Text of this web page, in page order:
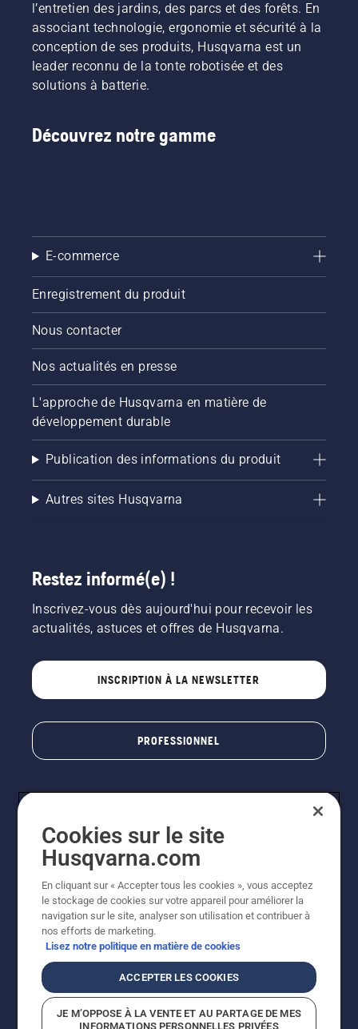
l’entretien des jardins, des parcs et des forêts. En
associant technologie, ergonomie et sécurité à la
conception de ses produits, Husqvarna est un
leader reconnu de la tonte robotisée et des
solutions à batterie.
Découvrez notre gamme
E-commerce
Enregistrement du produit
Nous contacter
Nos actualités en presse
L'approche de Husqvarna en matière de
développement durable
Publication des informations du produit
Autres sites Husqvarna
Restez informé(e) !
Inscrivez-vous dès aujourd'hui pour recevoir les
actualités, astuces et offres de Husqvarna.
INSCRIPTION À LA NEWSLETTER
PROFESSIONNEL
© Husqvarna AB (publ). Tous droits réservés. Les prix
indiqués sont des prix de vente conseillés. Photos non
contractuelles. Tous les prix indiqués sont des prix de
disponible pour un achat direct.
Conditions d'utilisation Avis de confidentialité
Cookies sur le site
Husqvarna.com
En cliquant sur « Accepter tous les cookies », vous acceptez
le stockage de cookies sur votre appareil pour améliorer la
navigation sur le site, analyser son utilisation et contribuer à
nos efforts de marketing.
Lisez notre politique en matière de cookies
ACCEPTER LES COOKIES
JE M’OPPOSE À LA VENTE ET AU PARTAGE DE MES
INFORMATIONS PERSONNELLES PRIVÉES